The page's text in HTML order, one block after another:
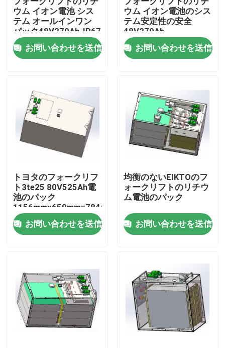
家
私達について
工場旅行
品質管理
私達に連絡しなさい
フォークリフトのリチウム電池
ヨットのリチウム電池
ウム イオン電池 シス
テム オールインワン
パック48V270Ah-IP67
お問い合わせを送信
ウム イオン電池のシス
テム安定性の安全
48V270Ah
お問い合わせを送信
トヨタのフォークリフ
ト3te25 80V525Ah電
池のパック
1156mmx659mmx784mm
お問い合わせを送信
均衡のないEIKTOのフ
ォークリフトのリチウ
ム電池のパック
お問い合わせを送信